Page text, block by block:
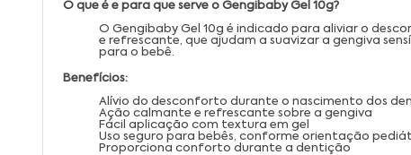
O que é e para que serve o Gengibaby Gel 10g?
O Gengibaby Gel 10g é indicado para aliviar o
e refrescante, que ajudam a suavizar a gengiva
para o bebê.
Benefícios:
Alívio do desconforto durante o nascimento dos
Ação calmante e refrescante sobre a gengiva
Fácil aplicação com textura em gel
Uso seguro para bebês, conforme orientação
Proporciona conforto durante a dentição